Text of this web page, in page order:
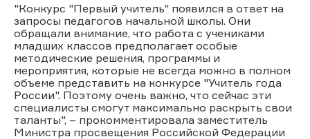
"Конкурс "Первый учитель" появился в ответ на
запросы педагогов начальной школы. Они
обращали внимание, что работа с учениками
младших классов предполагает особые
методические решения, программы и
мероприятия, которые не всегда можно в полном
объеме представить на конкурсе "Учитель года
России". Поэтому очень важно, что сейчас эти
специалисты смогут максимально раскрыть свои
таланты", – прокомментировала заместитель
Министра просвещения Российской Федерации